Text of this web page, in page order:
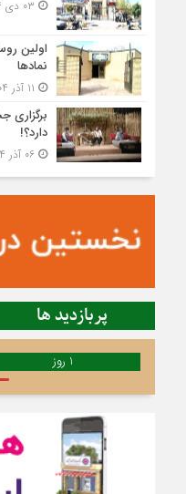
اولین
نمادها
برگزاری
دارد؟!
۰۶ آذر ۱۴۰۴ - ۹:۳۲
پربازدید ها
1 روز